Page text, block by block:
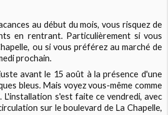
au début du mois, vous risquez de
en rentrant. Particulièrement si vous
ou si vous préférez au marché de
prochain.
avant le 15 août à la présence d'une
bleus. Mais voyez vous-même comme
L'installation s'est faite ce vendredi, avec
sur le boulevard de La Chapelle,